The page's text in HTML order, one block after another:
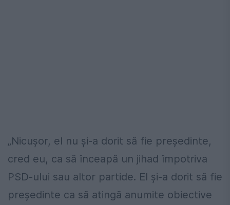
„Nicușor, el nu și-a dorit să fie președinte,
cred eu, ca să înceapă un jihad împotriva
PSD-ului sau altor partide. El și-a dorit să fie
președinte ca să atingă anumite obiective